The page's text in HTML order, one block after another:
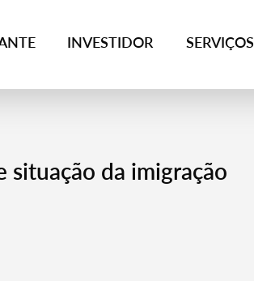
INVESTIDOR SERVIÇOS
situação da imigração